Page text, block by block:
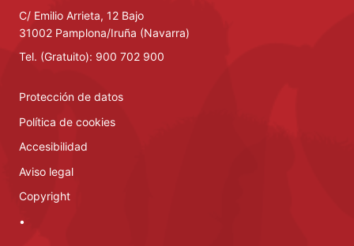
C/ Emilio Arrieta, 12 Bajo
31002 Pamplona/Iruña (Navarra)
Tel. (Gratuito): 900 702 900
Protección de datos
Política de cookies
Accesibilidad
Aviso legal
Copyright
•